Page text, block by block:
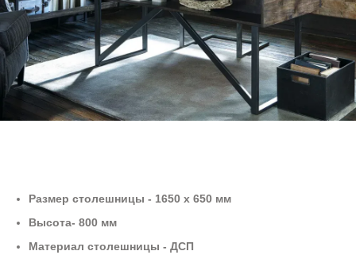
Размер столешницы - 1650 х 650 мм
Высота- 800 мм
Материал столешницы - ДСП